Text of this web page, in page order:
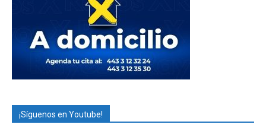
¡Síguenos en Youtube!